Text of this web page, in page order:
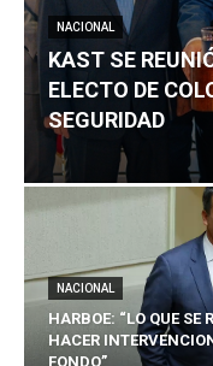
NACIONAL
KAST SE
ELECTO DE
SEGURIDAD
NACIONAL
HARBOE: “LO QUE SE
HACER
FONDO”